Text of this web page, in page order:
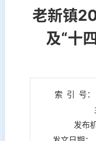
老新镇
及“十
索 引 号
发布